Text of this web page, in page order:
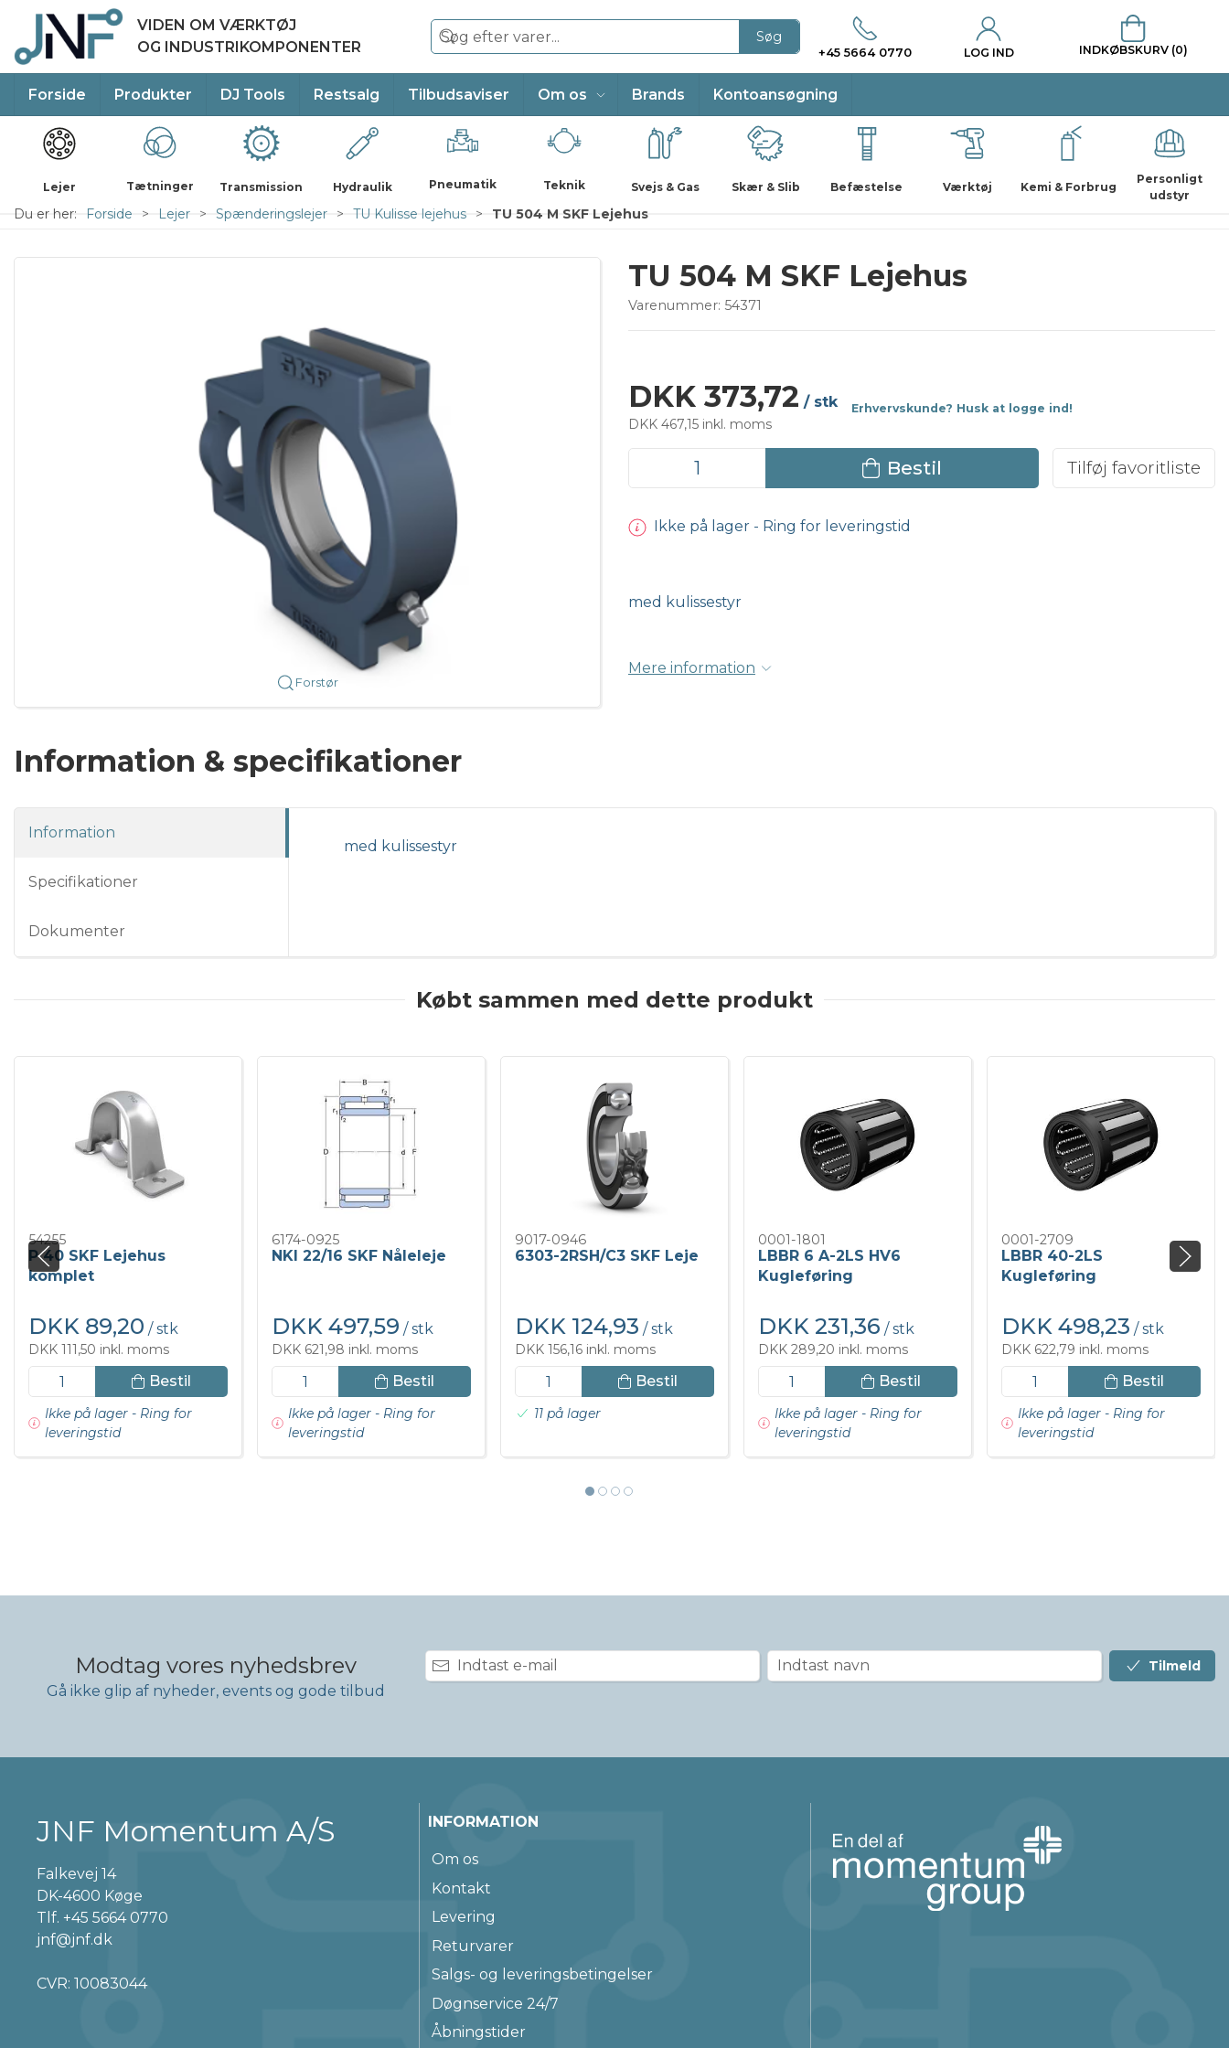
VIDEN OM VÆRKTØJ
OG INDUSTRIKOMPONENTER
Søg
+45 5664 0770 LOG IND INDKØBSKURV (0)
Forside Produkter DJ Tools Restsalg Tilbudsaviser Om os Brands Kontoansøgning
Lejer Tætninger Transmission Hydraulik Pneumatik Teknik Svejs & Gas Skær & Slib Befæstelse Værktøj Kemi & Forbrug
Personligt
udstyr
Du er her: Forside Lejer Spænderingslejer TU Kulisse lejehus TU 504 M SKF Lejehus
Forstør
TU 504 M SKF Lejehus
Varenummer: 54371
DKK 373,72 / stk Erhvervskunde? Husk at logge ind!
DKK 467,15 inkl. moms
Bestil Tilføj favoritliste
Ikke på lager - Ring for leveringstid
med kulissestyr
Mere information
Information & specifikationer
Information
Specifikationer
Dokumenter
med kulissestyr
Købt sammen med dette produkt
54255
P 40 SKF Lejehus
komplet
DKK 89,20 / stk
DKK 111,50 inkl. moms
Bestil
Ikke på lager - Ring for
leveringstid
6174-0925
NKI 22/16 SKF Nåleleje
DKK 497,59 / stk
DKK 621,98 inkl. moms
Bestil
Ikke på lager - Ring for
leveringstid
9017-0946
6303-2RSH/C3 SKF Leje
DKK 124,93 / stk
DKK 156,16 inkl. moms
Bestil
11 på lager
0001-1801
LBBR 6 A-2LS HV6
Kugleføring
DKK 231,36 / stk
DKK 289,20 inkl. moms
Bestil
Ikke på lager - Ring for
leveringstid
0001-2709
LBBR 40-2LS
Kugleføring
DKK 498,23 / stk
DKK 622,79 inkl. moms
Bestil
Ikke på lager - Ring for
leveringstid
Modtag vores nyhedsbrev
Gå ikke glip af nyheder, events og gode tilbud
Tilmeld
JNF Momentum A/S
Falkevej 14
DK-4600 Køge
Tlf. +45 5664 0770
jnf@jnf.dk
CVR: 10083044
INFORMATION
Om os
Kontakt
Levering
Returvarer
Salgs- og leveringsbetingelser
Døgnservice 24/7
Åbningstider